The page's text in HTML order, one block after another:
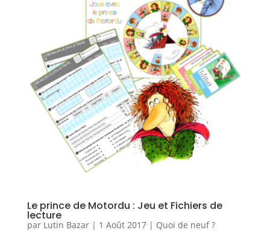
Le prince de Motordu : Jeu et Fichiers de
lecture
par Lutin Bazar| 1 Août 2017| Quoi de neuf ?